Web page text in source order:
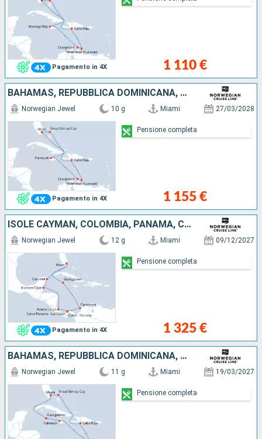
Pagamento in 4X 1 110 €
BAHAMAS, REPUBBLICA DOMINICANA, ARUBA, GIAMAICA, STATI UNITI
Pagamento in 4X
Norwegian Jewel 10 g Miami 27/03/2028
1 155 €
Pensione completa
ISOLE CAYMAN, COLOMBIA, PANAMA, COSTA RICA, BELIZE, MESSICO, STATI UNITI
Pagamento in 4X
Norwegian Jewel 12 g Miami 09/12/2027
1 325 €
Pensione completa
BAHAMAS, REPUBBLICA DOMINICANA, GIAMAICA, ISOLE CAYMAN, STATI UNITI
Norwegian Jewel 11 g Miami 19/03/2027
Pensione completa